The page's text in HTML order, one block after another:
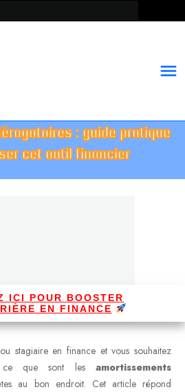
: guide pratique
cet outil financier
ICI POUR BOOSTER
EN FINANCE
stagiaire en finance et vous souhaitez
ce que sont les amortissements
au bon endroit. Cet article répond